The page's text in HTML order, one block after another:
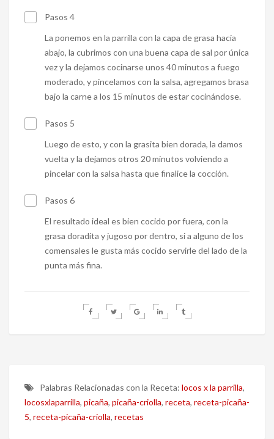
Pasos 4
La ponemos en la parrilla con la capa de grasa hacia
abajo, la cubrimos con una buena capa de sal por única
vez y la dejamos cocinarse unos 40 minutos a fuego
moderado, y pincelamos con la salsa, agregamos brasa
bajo la carne a los 15 minutos de estar cocinándose.
Pasos 5
Luego de esto, y con la grasita bien dorada, la damos
vuelta y la dejamos otros 20 minutos volviendo a
pincelar con la salsa hasta que finalice la cocción.
Pasos 6
El resultado ideal es bien cocido por fuera, con la
grasa doradita y jugoso por dentro, si a alguno de los
comensales le gusta más cocido servirle del lado de la
punta más fina.
Palabras Relacionadas con la Receta: locos x la parrilla,
locosxlaparrilla, picaña, picaña-criolla, receta, receta-picaña-
5, receta-picaña-criolla, recetas